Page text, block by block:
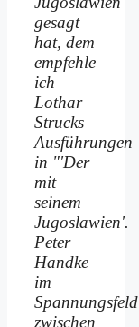
gesagt
hat, dem
empfehle
ich
Lothar
Strucks
Ausführungen
in "'Der
mit
seinem
Jugoslawien'.
Peter
Handke
im
Spannungsfeld
zwischen